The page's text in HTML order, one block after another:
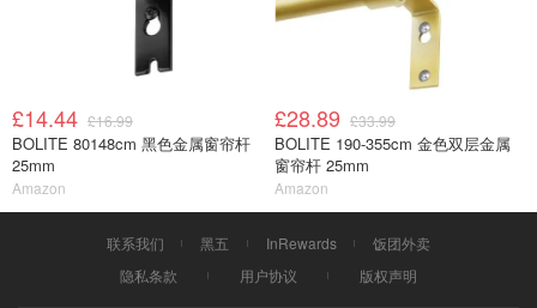
£14.44 £16.99
BOLITE 80148cm 黑色金属窗帘杆
25mm
Amazon
£28.89 £33.99
BOLITE 190-355cm 金色双层金属
窗帘杆 25mm
Amazon
联系我们 黑五 InRewards
饭团外卖
隐私条款
用户协议 版权声明